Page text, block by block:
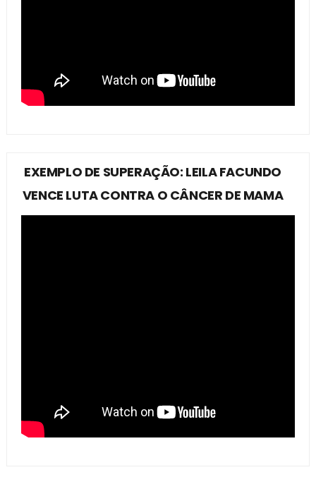
EXEMPLO DE SUPERAÇÃO: LEILA FACUNDO
VENCE LUTA CONTRA O CÂNCER DE MAMA